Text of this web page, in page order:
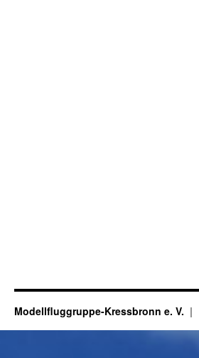
Modellfluggruppe-Kressbronn e. V.